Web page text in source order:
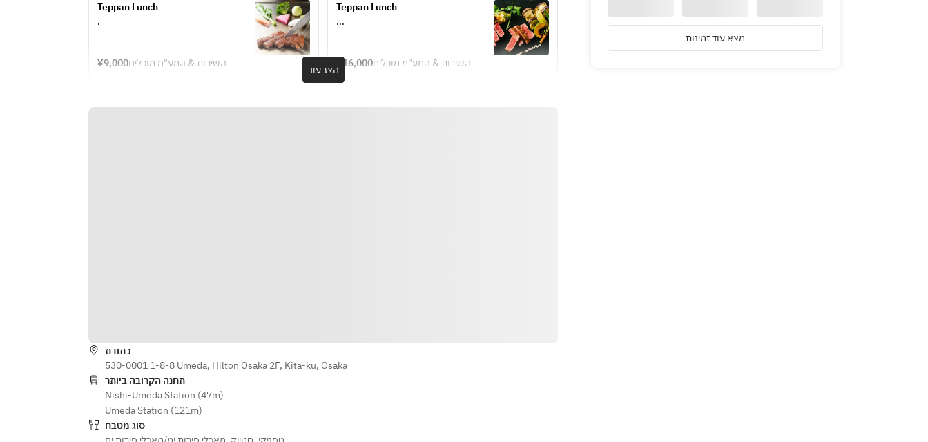
Teppan Lunch
.
¥9,000השירות & המע"מ מוכלים
Teppan Lunch
...
¥16,000השירות & המע"מ מוכלים
הצג עוד
כתובת
530-0001 1-8-8 Umeda, Hilton Osaka 2F, Kita-ku, Osaka
תחנה הקרובה ביותר
Nishi-Umeda Station (47m)
Umeda Station (121m)
סוג מטבח
מצא עוד זמינות